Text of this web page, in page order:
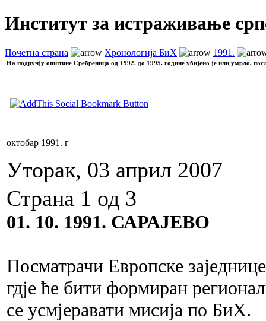
Институт за истраживање
Почетна страна Хронологија БиХ 1991.
На подручју општине Сребреница од 1992. до 1995. године убијено је или умрло,
октобар 1991. г
Уторак, 03 април 2007
Страна 1 од 3
01. 10. 1991. САРАЈЕВО
Посматрачи Европске
гдје ће бити формиран
се усмјеравати мисија по БиХ.